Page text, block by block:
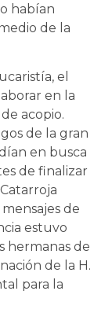
habían
de la
el
en la
acopio.
de la gran
en busca
de finalizar
de
estuvo
hermanas de
de la H.
para la